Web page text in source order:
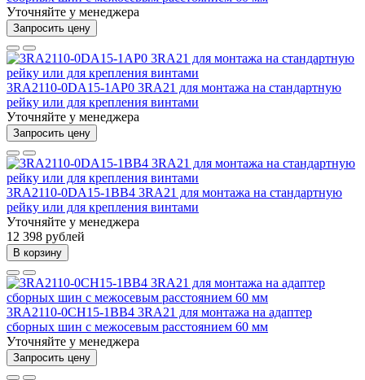
Уточняйте у менеджера
Запросить цену
3RA2110-0DA15-1AP0 3RA21 для монтажа на стандартную
рейку или для крепления винтами
Уточняйте у менеджера
Запросить цену
3RA2110-0DA15-1BB4 3RA21 для монтажа на стандартную
рейку или для крепления винтами
Уточняйте у менеджера
12 398 рублей
В корзину
3RA2110-0CH15-1BB4 3RA21 для монтажа на адаптер
сборных шин с межосевым расстоянием 60 мм
Уточняйте у менеджера
Запросить цену